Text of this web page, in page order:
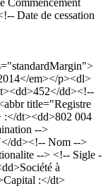
Date de cessation
em></p><dl>
dd><!--
title="Registre
:</dt><dd>802 004
-->
dd><!-- Nom -->
--> <!-- Sigle -
à
:</dt>